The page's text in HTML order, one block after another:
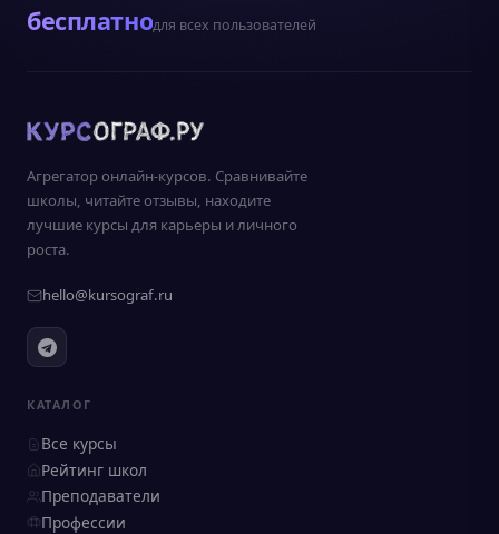
бесплатнодля всех пользователей
Агрегатор онлайн-курсов. Сравнивайте
школы, читайте отзывы, находите
лучшие курсы для карьеры и личного
роста.
hello@kursograf.ru
КАТАЛОГ
Все курсы
Рейтинг школ
Преподаватели
Профессии